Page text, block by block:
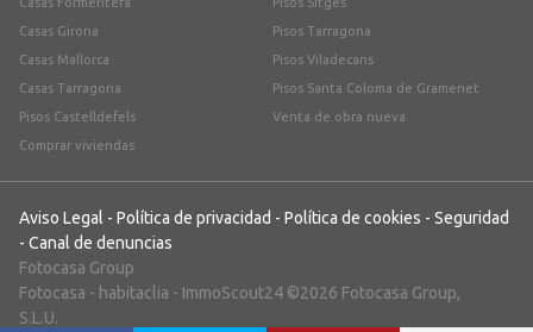
Casas Girona
Casas Mallorca
Casas Tarragona
Pisos Castelldefels
Comprar viviendas
Pisos Tarragona
Pisos Viladecans
Pisos Santa Coloma de Gramenet
Venta de obra nueva
Aviso Legal - Política de privacidad - Política de cookies - Seguridad
- Canal de denuncias
Fotocasa Group
Fotocasa - habitaclia - ImmoScout24 ©2026 Fotocasa Group,
S.L.U.